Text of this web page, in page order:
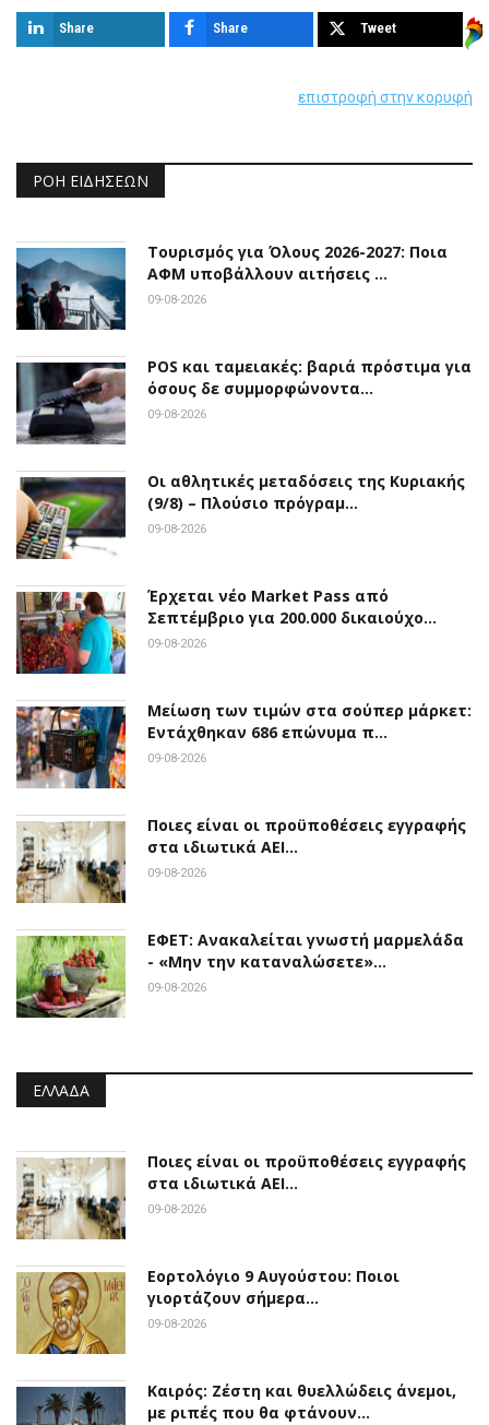
Share Share Tweet
επιστροφή στην κορυφή
ΡΟΉ ΕΙΔΉΣΕΩΝ
Τουρισμός για Όλους 2026-2027: Ποια
ΑΦΜ υποβάλλουν αιτήσεις …
09-08-2026
POS και ταμειακές: βαριά πρόστιμα για
όσους δε συμμορφώνοντα…
09-08-2026
Οι αθλητικές μεταδόσεις της Κυριακής
(9/8) – Πλούσιο πρόγραμ…
09-08-2026
Έρχεται νέο Market Pass από
Σεπτέμβριο για 200.000 δικαιούχο…
09-08-2026
Μείωση των τιμών στα σούπερ μάρκετ:
Εντάχθηκαν 686 επώνυμα π…
09-08-2026
Ποιες είναι οι προϋποθέσεις εγγραφής
στα ιδιωτικά ΑΕΙ…
09-08-2026
ΕΦΕΤ: Ανακαλείται γνωστή μαρμελάδα
- «Μην την καταναλώσετε»…
09-08-2026
ΕΛΛΆΔΑ
Ποιες είναι οι προϋποθέσεις εγγραφής
στα ιδιωτικά ΑΕΙ…
09-08-2026
Εορτολόγιο 9 Αυγούστου: Ποιοι
γιορτάζουν σήμερα…
09-08-2026
Καιρός: Ζέστη και θυελλώδεις άνεμοι,
με ριπές που θα φτάνουν…